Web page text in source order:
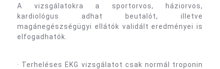
A vizsgálatokra a sportorvos, háziorvos,
kardiológus adhat beutalót, illetve
magánegészségügyi ellátók validált eredményei is
elfogadhatók.
· Terheléses EKG vizsgálatot csak normál troponin